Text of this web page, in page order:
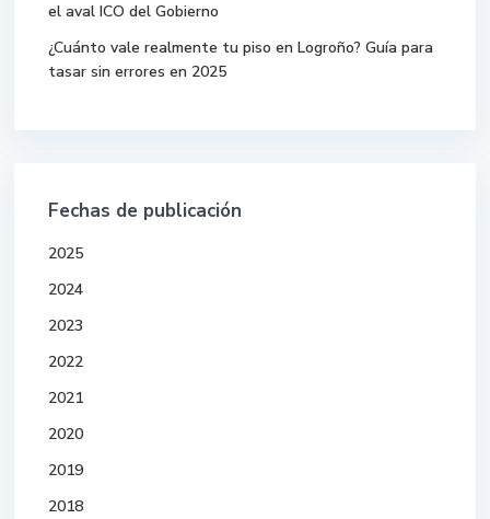
el aval ICO del Gobierno
¿Cuánto vale realmente tu piso en Logroño? Guía para
tasar sin errores en 2025
Fechas de publicación
2025
2024
2023
2022
2021
2020
2019
2018